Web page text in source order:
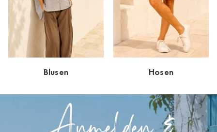
HH-Hanseviertel
HH-Wandsbek
Hannover
Innsbruck
Kiel-CittiPark
Blusen Hosen